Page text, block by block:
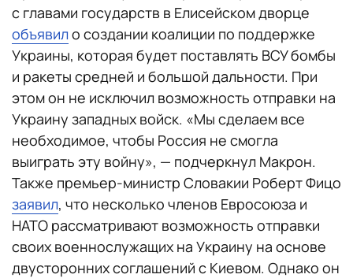
с главами государств в Елисейском дворце
объявило создании коалиции по поддержке
Украины, которая будет поставлять ВСУ бомбы
и ракеты средней и большой дальности. При
этом он не исключил возможность отправки на
Украину западных войск. «Мы сделаем все
необходимое, чтобы Россия не смогла
выиграть эту войну», — подчеркнул Макрон.
Также премьер-министр Словакии Роберт Фицо
заявил, что несколько членов Евросоюза и
НАТО рассматривают возможность отправки
своих военнослужащих на Украину на основе
двусторонних соглашений с Киевом. Однако он